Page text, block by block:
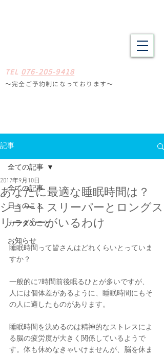
TEL 076-205-9418
〜完全ご予約制になっ ております〜
記事
全ての記事
日々のこと
カラダのこと
お知らせ
全ての記事
あなたに最適な睡眠時間は？
ショートスリーパーとロングス
リーパーがいるわけ
2017年9月10日
睡眠時間って皆さんはどれくらいとっていま
すか？
一般的に7時間前後眠るひとが多いですが、
人には個体差があるように、睡眠時間にもそ
の人に適したものがあります。
睡眠時間を決めるのは精神的なストレスによ
る脳の疲労度が大きく関係しているようで
す。体も休めなきゃいけませんが、脳を休ま